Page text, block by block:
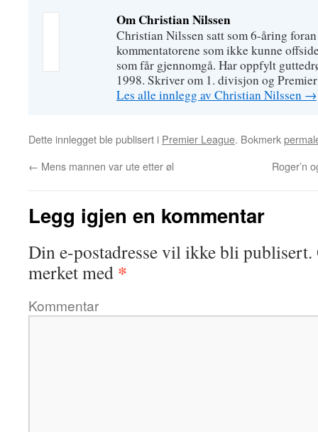
Om Christian Nilssen
Christian Nilssen satt som 6-åring
kommentatorene som ikke kunne
som får gjennomgå. Har oppfylt
1998. Skriver om 1. divisjon og
Les alle innlegg av Christian Nilssen →
Dette innlegget ble publisert i Premier League. Bokmerk
← Mens mannen var ute etter øl Roger’n
Legg igjen en kommentar
Din e-postadresse vil ikke bli publisert.
merket med *
Kommentar